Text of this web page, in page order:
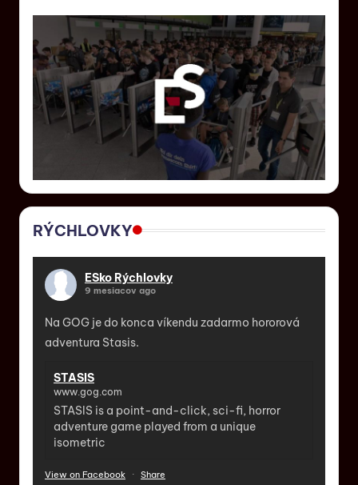
RÝCHLOVKY
ESko Rýchlovky
9 mesiacov ago
Na GOG je do konca víkendu zadarmo hororová
adventura Stasis.
STASIS
www.gog.com
STASIS is a point-and-click, sci-fi, horror
adventure game played from a unique
isometric
View on Facebook · Share